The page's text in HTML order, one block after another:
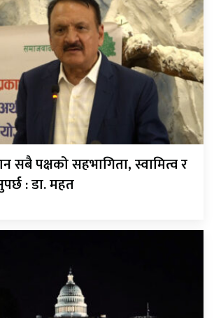
सबै पक्षको सहभागिता, स्वामित्व र
: डा. महत